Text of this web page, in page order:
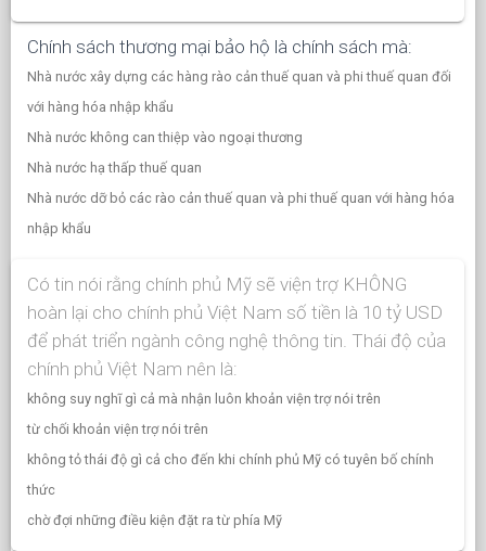
Chính sách thương mại bảo hộ là chính sách mà:
Nhà nước xây dựng các hàng rào cản thuế quan và phi thuế quan đối
với hàng hóa nhập khẩu
Nhà nước không can thiệp vào ngoại thương
Nhà nước hạ thấp thuế quan
Nhà nước dỡ bỏ các rào cản thuế quan và phi thuế quan với hàng hóa
nhập khẩu
Có tin nói rằng chính phủ Mỹ sẽ viện trợ KHÔNG
hoàn lại cho chính phủ Việt Nam số tiền là 10 tỷ USD
để phát triển ngành công nghệ thông tin. Thái độ của
chính phủ Việt Nam nên là:
không suy nghĩ gì cả mà nhận luôn khoản viện trợ nói trên
từ chối khoản viện trợ nói trên
không tỏ thái độ gì cả cho đến khi chính phủ Mỹ có tuyên bố chính
thức
chờ đợi những điều kiện đặt ra từ phía Mỹ